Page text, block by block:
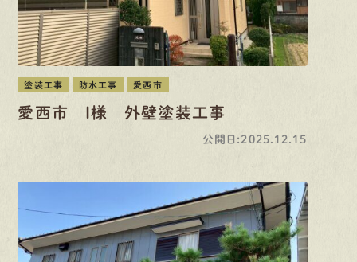
塗装工事 防水工事 愛西市
愛西市 I様 外壁塗装工事
公開日:2025.12.15